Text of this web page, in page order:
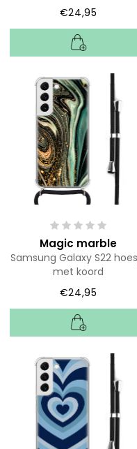
€24,95
Magic marble
Samsung Galaxy S22
met koord
€24,95